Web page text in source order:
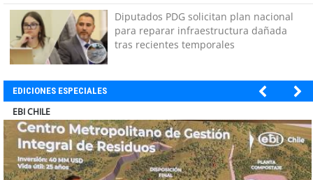
Diputados PDG solicitan plan nacional
para reparar infraestructura dañada
tras recientes temporales
EDICIONES ESPECIALES
SOPRAVAL